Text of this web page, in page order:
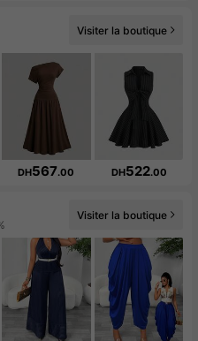
Visiter la boutique
DH567.00 DH522.00
Visiter la boutique